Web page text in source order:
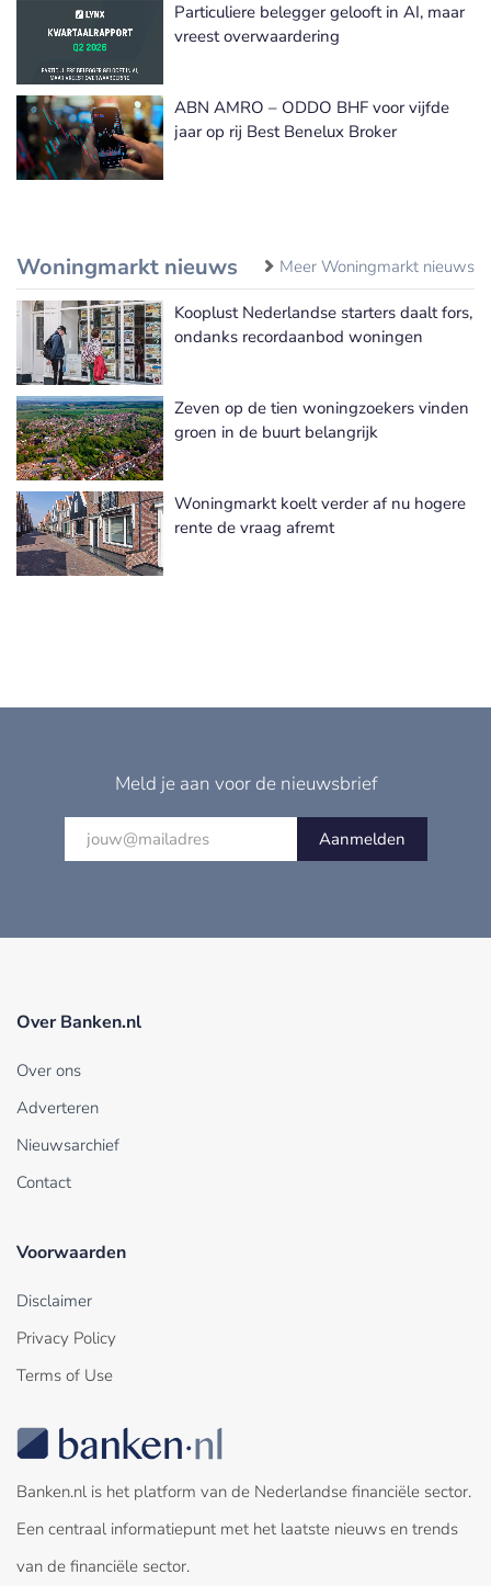
Particuliere belegger gelooft in AI, maar
vreest overwaardering
ABN AMRO – ODDO BHF voor vijfde
jaar op rij Best Benelux Broker
Woningmarkt nieuws Meer Woningmarkt nieuws
Kooplust Nederlandse starters daalt fors,
ondanks recordaanbod woningen
Zeven op de tien woningzoekers vinden
groen in de buurt belangrijk
Woningmarkt koelt verder af nu hogere
rente de vraag afremt
Meld je aan voor de nieuwsbrief
Aanmelden
Over Banken.nl
Over ons
Adverteren
Nieuwsarchief
Contact
Voorwaarden
Disclaimer
Privacy Policy
Terms of Use
Banken.nl is het platform van de Nederlandse financiële sector.
Een centraal informatiepunt met het laatste nieuws en trends
van de financiële sector.